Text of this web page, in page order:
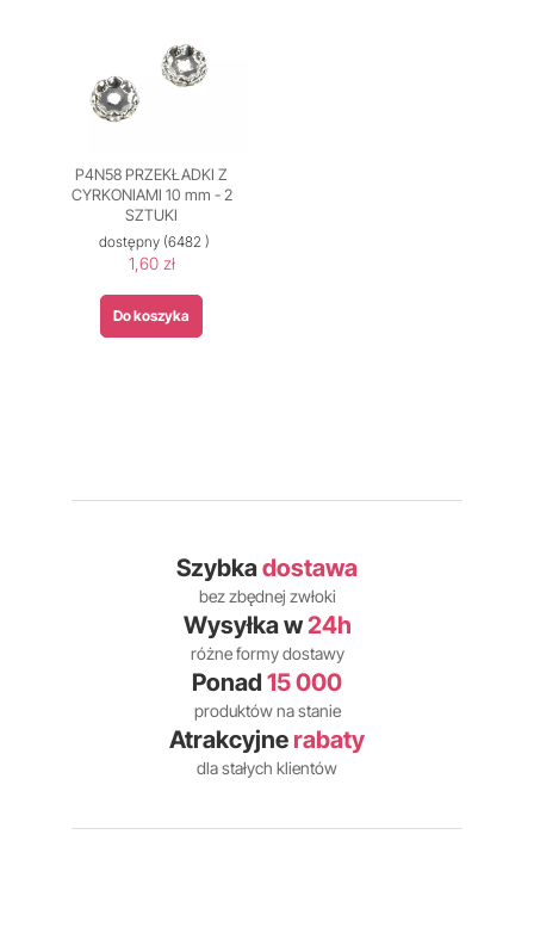
P4N58 PRZEKŁADKI Z
CYRKONIAMI 10 mm - 2
SZTUKI
dostępny (6482 )
1,60 zł
Do koszyka
Szybkadostawa
bez zbędnej zwłoki
Wysyłka w24h
różne formy dostawy
Ponad 15 000
produktów na stanie
Atrakcyjne rabaty
dla stałych klientów